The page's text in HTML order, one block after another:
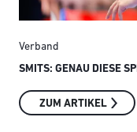
Verband
SMITS: GENAU DIESE
ZUM ARTIKEL